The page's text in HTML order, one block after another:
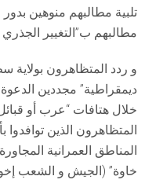
تلبية مطالبهم منوهين
مطالبهم ب”التغيير
و ردد المتظاهرون بولاية
ديمقراطية” مجددين
خلال هتافات “عرب أو قبائل
المتظاهرون الذين توافدوا
المناطق العمرانية
خاوة” (الجيش و الشعب